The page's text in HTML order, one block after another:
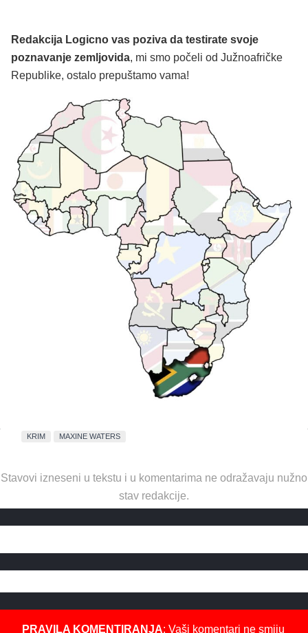
Redakcija Logicno vas poziva da testirate svoje
poznavanje zemljovida, mi smo počeli od Južnoafričke
Republike, ostalo prepuštamo vama!
KRIM MAXINE WATERS
Stavovi izneseni u tekstu i u komentarima ne odražavaju nužno
stav redakcije.
PRAVILA KOMENTIRANJA: Vaši komentari ne smiju